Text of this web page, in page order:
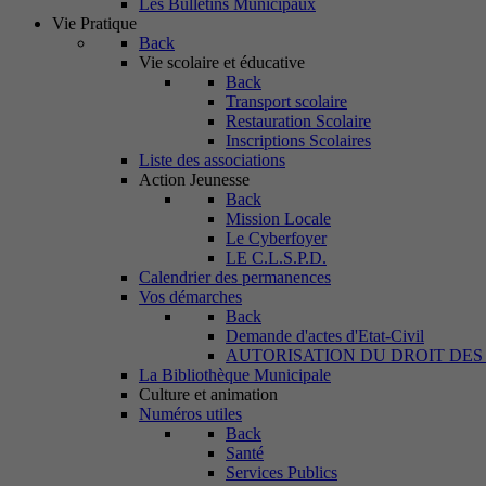
Les Bulletins Municipaux
Vie Pratique
Back
Vie scolaire et éducative
Back
Transport scolaire
Restauration Scolaire
Inscriptions Scolaires
Liste des associations
Action Jeunesse
Back
Mission Locale
Le Cyberfoyer
LE C.L.S.P.D.
Calendrier des permanences
Vos démarches
Back
Demande d'actes d'Etat-Civil
AUTORISATION DU DROIT DES
La Bibliothèque Municipale
Culture et animation
Numéros utiles
Back
Santé
Services Publics